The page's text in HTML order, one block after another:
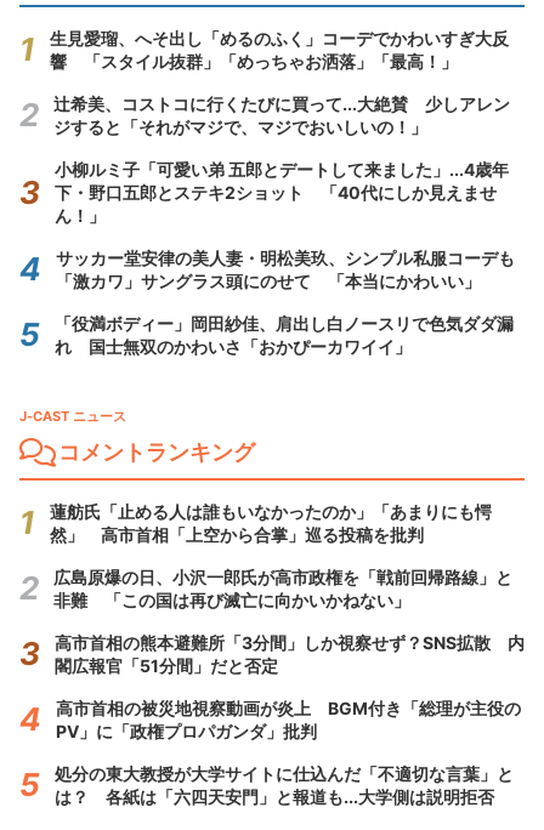
生見愛瑠、へそ出し「めるのふく」コーデでかわいすぎ大反
響 「スタイル抜群」「めっちゃお洒落」「最高！」
辻希美、コストコに行くたびに買って...大絶賛 少しアレン
ジすると「それがマジで、マジでおいしいの！」
小柳ルミ子「可愛い弟 五郎とデートして来ました」...4歳年
下・野口五郎とステキ2ショット 「40代にしか見えませ
ん！」
サッカー堂安律の美人妻・明松美玖、シンプル私服コーデも
「激カワ」サングラス頭にのせて 「本当にかわいい」
「役満ボディー」岡田紗佳、肩出し白ノースリで色気ダダ漏
れ 国士無双のかわいさ「おかぴーカワイイ」
J-CAST ニュース
コメントランキング
蓮舫氏「止める人は誰もいなかったのか」「あまりにも愕
然」 高市首相「上空から合掌」巡る投稿を批判
広島原爆の日、小沢一郎氏が高市政権を「戦前回帰路線」と
非難 「この国は再び滅亡に向かいかねない」
高市首相の熊本避難所「3分間」しか視察せず？SNS拡散 内
閣広報官「51分間」だと否定
高市首相の被災地視察動画が炎上 BGM付き「総理が主役の
PV」に「政権プロパガンダ」批判
処分の東大教授が大学サイトに仕込んだ「不適切な言葉」と
は？ 各紙は「六四天安門」と報道も...大学側は説明拒否